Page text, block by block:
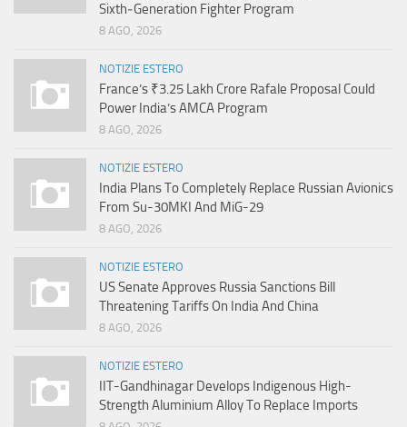
Sixth‑Generation Fighter Program
8 AGO, 2026
NOTIZIE ESTERO
France’s ₹3.25 Lakh Crore Rafale Proposal Could
Power India’s AMCA Program
8 AGO, 2026
NOTIZIE ESTERO
India Plans To Completely Replace Russian Avionics
From Su-30MKI And MiG-29
8 AGO, 2026
NOTIZIE ESTERO
US Senate Approves Russia Sanctions Bill
Threatening Tariffs On India And China
8 AGO, 2026
NOTIZIE ESTERO
IIT-Gandhinagar Develops Indigenous High-
Strength Aluminium Alloy To Replace Imports